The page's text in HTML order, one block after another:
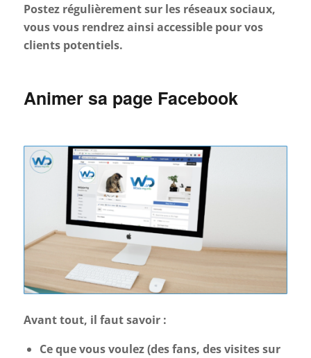
Postez régulièrement sur les réseaux sociaux,
vous vous rendrez ainsi accessible pour vos
clients potentiels.
Animer sa page Facebook
Avant tout, il faut savoir :
Ce que vous voulez (des fans, des visites sur